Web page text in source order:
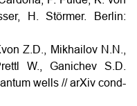
H. Störmer. Berlin:
Z.D., Mikhailov N.N.,
W., Ganichev S.D.
wells // arXiv cond-